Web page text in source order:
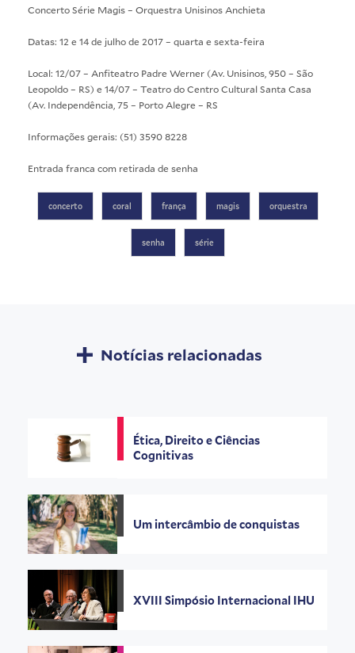
Concerto Série Magis – Orquestra Unisinos Anchieta
Datas: 12 e 14 de julho de 2017 – quarta e sexta-feira
Local: 12/07 – Anfiteatro Padre Werner (Av. Unisinos, 950 – São
Leopoldo – RS) e 14/07 – Teatro do Centro Cultural Santa Casa
(Av. Independência, 75 – Porto Alegre – RS
Informações gerais: (51) 3590 8228
Entrada franca com retirada de senha
concerto coral frança magis orquestra
senha série
Notícias relacionadas
Ética, Direito e Ciências
Cognitivas
Um intercâmbio de conquistas
XVIII Simpósio Internacional IHU